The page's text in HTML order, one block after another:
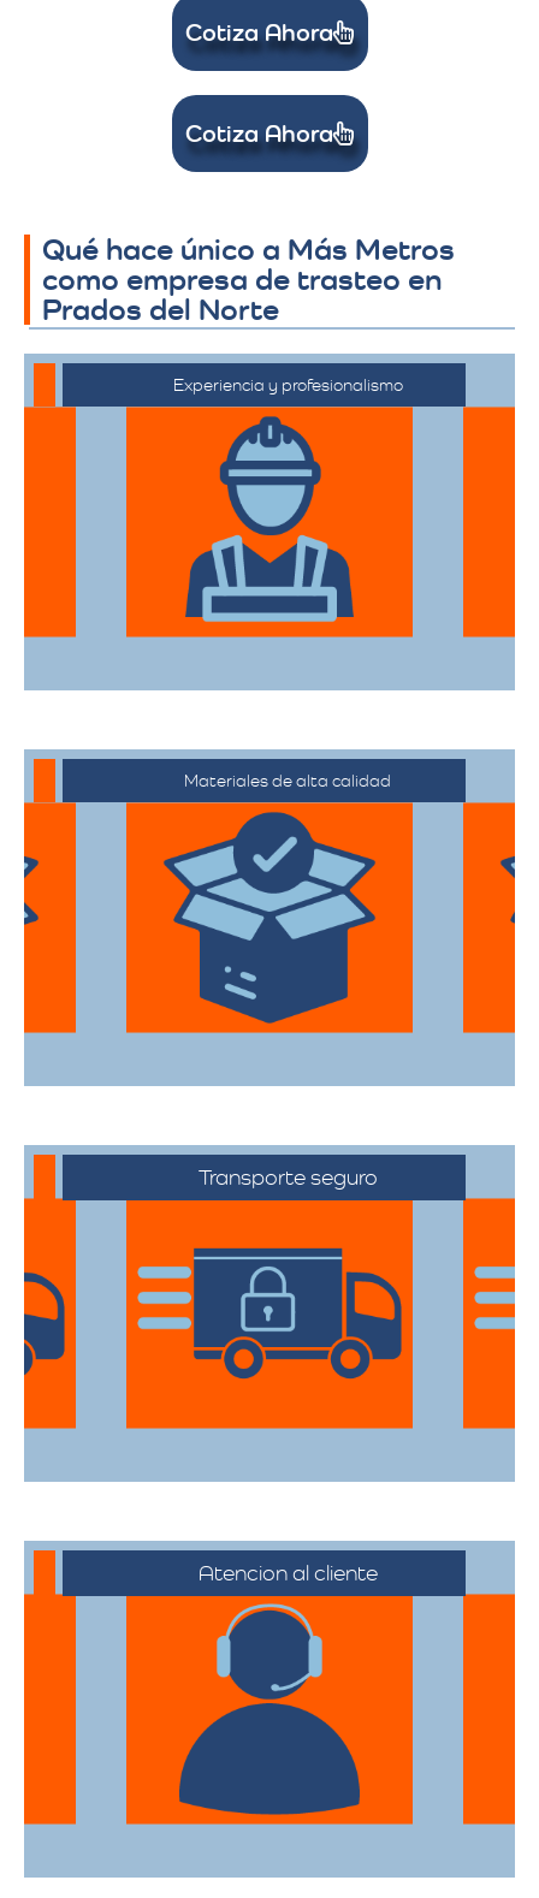
Cotiza Ahora
Cotiza Ahora
Qué hace único a Más Metros
como empresa de trasteo en
Prados del Norte
Experiencia y profesionalismo
El equipo de expertos en mudanzas de
alta gama está capacitado para manejar
desde objetos delicados hasta muebles
de gran tamaño con el mayor cuidado.
Materiales de alta calidad
Utilizan materiales de embalaje de
primera categoría para garantizar que
todas sus pertenencias estén protegidas
durante el traslado.
Transporte seguro
Los vehículos están equipados con
tecnología avanzada para asegurar que
cada artículo llegue en perfecto estado a
su destino.
Atencion al cliente
Desde el primer contacto hasta la
finalización de la mudanza, se ofrece un
servicio al cliente excepcional,
adaptándose a sus horarios y
necesidades específicas.